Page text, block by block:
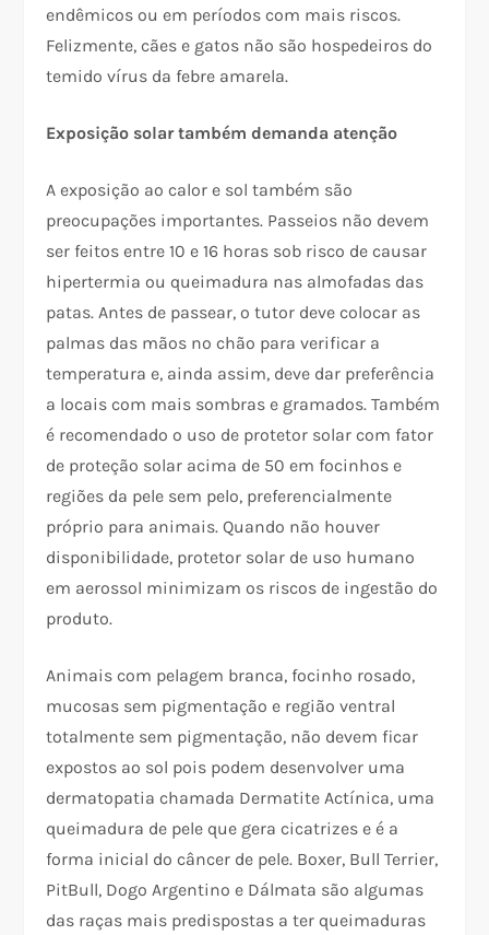
endêmicos ou em períodos com mais riscos.
Felizmente, cães e gatos não são hospedeiros do
temido vírus da febre amarela.
Exposição solar também demanda atenção
A exposição ao calor e sol também são
preocupações importantes. Passeios não devem
ser feitos entre 10 e 16 horas sob risco de causar
hipertermia ou queimadura nas almofadas das
patas. Antes de passear, o tutor deve colocar as
palmas das mãos no chão para verificar a
temperatura e, ainda assim, deve dar preferência
a locais com mais sombras e gramados. Também
é recomendado o uso de protetor solar com fator
de proteção solar acima de 50 em focinhos e
regiões da pele sem pelo, preferencialmente
próprio para animais. Quando não houver
disponibilidade, protetor solar de uso humano
em aerossol minimizam os riscos de ingestão do
produto.
Animais com pelagem branca, focinho rosado,
mucosas sem pigmentação e região ventral
totalmente sem pigmentação, não devem ficar
expostos ao sol pois podem desenvolver uma
dermatopatia chamada Dermatite Actínica, uma
queimadura de pele que gera cicatrizes e é a
forma inicial do câncer de pele. Boxer, Bull Terrier,
PitBull, Dogo Argentino e Dálmata são algumas
das raças mais predispostas a ter queimaduras